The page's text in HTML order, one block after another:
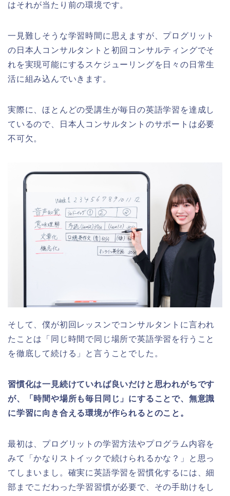
はそれが当たり前の環境です。
一見難しそうな学習時間に思えますが、プログリット
の日本人コンサルタントと初回コンサルティングでそ
れを実現可能にするスケジューリングを日々の日常生
活に組み込んでいきます。
実際に、ほとんどの受講生が毎日の英語学習を達成し
ているので、日本人コンサルタントのサポートは必要
不可欠。
そして、僕が初回レッスンでコンサルタントに言われ
たことは「同じ時間で同じ場所で英語学習を行うこと
を徹底して続ける」と言うことでした。
習慣化は一見続けていれば良いだけと思われがちです
が、「時間や場所も毎日同じ」にすることで、無意識
に学習に向き合える環境が作られるとのこと。
最初は、プログリットの学習方法やプログラム内容を
みて「かなりストイックで続けられるかな？」と思っ
てしまいまし。確実に英語学習を習慣化するには、細
部までこだわった学習習慣が必要で、その手助けをし